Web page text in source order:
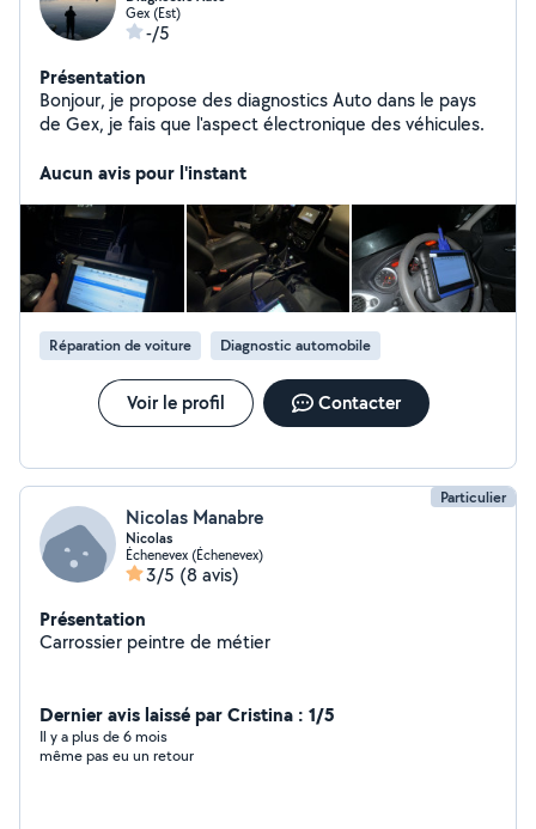
Gex (Est)
-/5
Présentation
Bonjour, je propose des diagnostics Auto dans le pays
de Gex, je fais que l'aspect électronique des véhicules.
Aucun avis pour l'instant
Réparation de voiture Diagnostic automobile
Voir le profil Contacter
Particulier
Nicolas Manabre
Nicolas
Échenevex (Échenevex)
3/5 (8 avis)
Présentation
Carrossier peintre de métier
Dernier avis laissé par Cristina : 1/5
Il y a plus de 6 mois
même pas eu un retour